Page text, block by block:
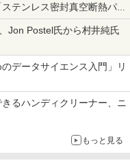
テンレス密封真空断熱パネ
Jon Postel氏から村井純氏
データサイエンス入門」リ
るハンディクリーナー、ニ
もっと見る